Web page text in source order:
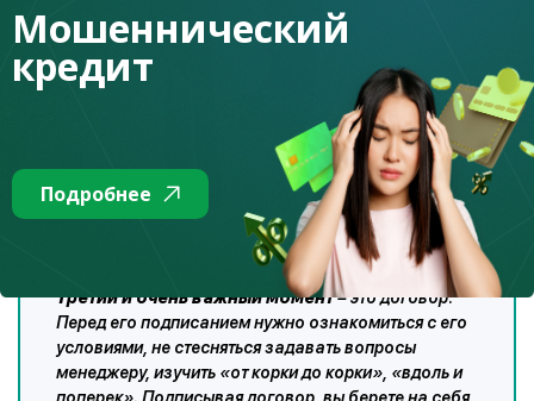
Третий и очень важный момент– это договор.
Перед его подписанием нужно ознакомиться с его
условиями, не стесняться задавать вопросы
менеджеру, изучить «от корки до корки», «вдоль и
Мошеннический
кредит
Подробнее